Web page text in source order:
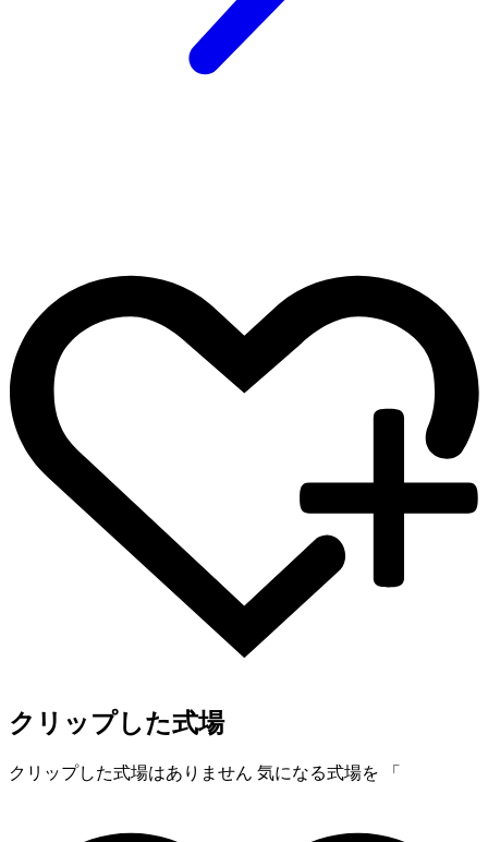
クリップした式場
クリップした式場はありません 気になる式場を 「